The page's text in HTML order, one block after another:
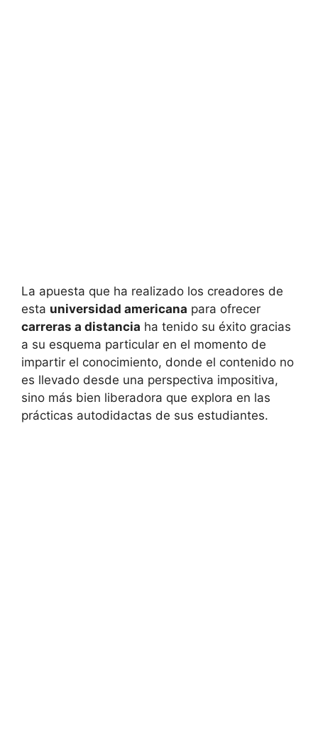
La apuesta que ha realizado los creadores de
esta universidad americana para ofrecer
carreras a distancia ha tenido su éxito gracias
a su esquema particular en el momento de
impartir el conocimiento, donde el contenido no
es llevado desde una perspectiva impositiva,
sino más bien liberadora que explora en las
prácticas autodidactas de sus estudiantes.